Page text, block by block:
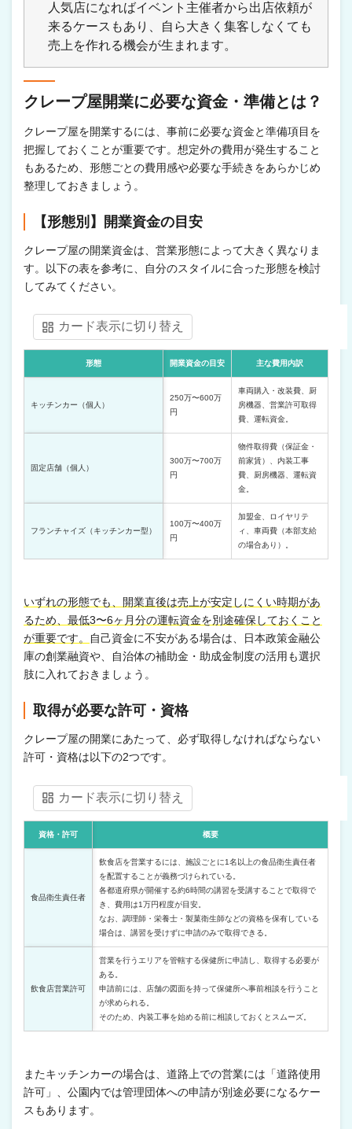
人気店になればイベント主催者から出店依頼が
来るケースもあり、自ら大きく集客しなくても
売上を作れる機会が生まれます。
クレープ屋開業に必要な資金・準備とは？
クレープ屋を開業するには、事前に必要な資金と準備項目を
把握しておくことが重要です。想定外の費用が発生すること
もあるため、形態ごとの費用感や必要な手続きをあらかじめ
整理しておきましょう。
【形態別】開業資金の目安
クレープ屋の開業資金は、営業形態によって大きく異なりま
す。以下の表を参考に、自分のスタイルに合った形態を検討
してみてください。
カード表示に切り替え
形態 開業資金の目安 主な費用内訳
キッチンカー（個人）
250万〜600万
円
車両購入・改装費、厨
房機器、営業許可取得
費、運転資金。
固定店舗（個人）
300万〜700万
円
物件取得費（保証金・
前家賃）、内装工事
費、厨房機器、運転資
金。
フランチャイズ（キッチンカー型）
100万〜400万
円
加盟金、ロイヤリテ
ィ、車両費（本部支給
の場合あり）。
いずれの形態でも、開業直後は売上が安定しにくい時期があ
るため、最低3〜6ヶ月分の運転資金を別途確保しておくこと
が重要です。
自己資金に不安がある場合は、日本政策金融公
庫の創業融資や、自治体の補助金・助成金制度の活用も選択
肢に入れておきましょう。
取得が必要な許可・資格
クレープ屋の開業にあたって、必ず取得しなければならない
許可・資格は以下の2つです。
カード表示に切り替え
資格・許可 概要
食品衛生責任者
飲食店を営業するには、施設ごとに1名以上の食品衛生責任者
を配置することが義務づけられている。
各都道府県が開催する約6時間の講習を受講することで取得で
き、費用は1万円程度が目安。
なお、調理師・栄養士・製菓衛生師などの資格を保有している
場合は、講習を受けずに申請のみで取得できる。
飲食店営業許可
営業を行うエリアを管轄する保健所に申請し、取得する必要が
ある。
申請前には、店舗の図面を持って保健所へ事前相談を行うこと
が求められる。
そのため、内装工事を始める前に相談しておくとスムーズ。
またキッチンカーの場合は、道路上での営業には「道路使用
許可」、公園内では管理団体への申請が別途必要になるケー
スもあります。